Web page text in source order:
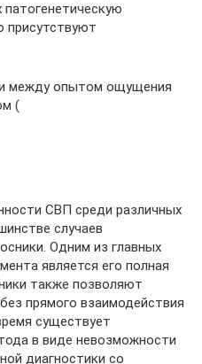
присутствуют
между опытом ощущения
(
СВП среди различных
случаев
Одним из главных
является его полная
также позволяют
прямого взаимодействия
существует
в виде невозможности
диагностики со